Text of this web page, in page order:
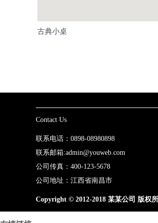
古典小桌
Contact Us
联系电话：0898-08980898
联系邮箱:admin@youweb.com
公司传真：400-123-5678
公司地址：江西省南昌市
Copyright © 2012-2018 某某公司 版权